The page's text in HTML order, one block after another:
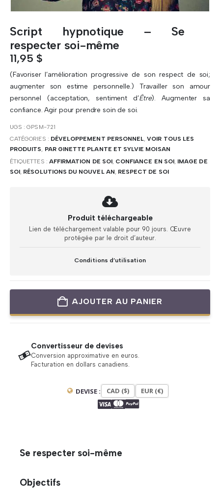
Script hypnotique – Se
respecter soi-même
11,95 $
(Favoriser l’amélioration progressive de son respect de soi;
augmenter son estime personnelle.) Travailler son amour
personnel (acceptation, sentiment d’Être). Augmenter sa
confiance. Agir pour prendre soin de soi.
UGS :GPSM-721
CATÉGORIES : DÉVELOPPEMENT PERSONNEL,VOIR TOUS LES
PRODUITS, PAR GINETTE PLANTE ET SYLVIE MOISAN
ÉTIQUETTES : AFFIRMATION DE SOI, CONFIANCE EN SOI, IMAGE DE
SOI RÉSOLUTIONS DU NOUVEL AN RESPECT DE SOI
Produit téléchargeable
Lien de téléchargement valable pour 90 jours. Œuvre
protégée par le droit d’auteur.
Conditions d’utilisation
AJOUTER AU PANIER
Convertisseur de devises
Conversion approximative en euros.
Facturation en dollars canadiens.
DEVISE : CAD ($) EUR (€)
Se respecter soi-même
Objectifs